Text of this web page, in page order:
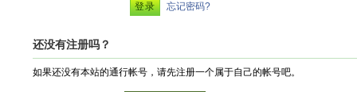
忘记密码?
还没有注册吗？
如果还没有本站的通行帐号，请先注册一个属于自己的帐号吧。